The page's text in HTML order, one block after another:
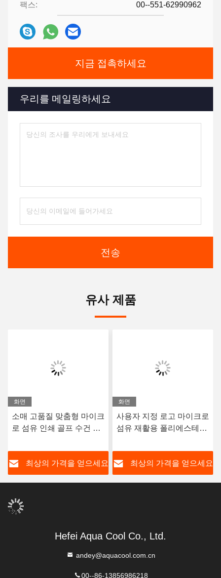
팩스: 00--551-62990962
지금 접촉하세요
우리를 메일링하세요
전송
유사 제품
화면
소매 고품질 맞춤형 마이크
로 섬유 인쇄 골프 수건 세
최상의 가격을 얻으세요
화면
사용자 지정 로고 마이크로
섬유 재활용 폴리에스테르
수건
최상의 가격을 얻으세요
Hefei Aqua Cool Co., Ltd.
andey@aquacool.com.cn
00--86-13856986218